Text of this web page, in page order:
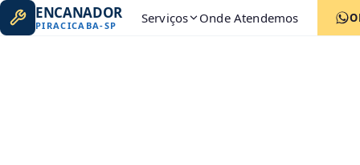
ENCANADOR
PIRACICABA-SP Serviços Onde Atendemos